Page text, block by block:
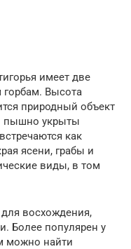
имеет две
Высота
природный объект
пышно укрыты
как
ясени, грабы и
виды, в том
восхождения,
Более популярен у
можно найти